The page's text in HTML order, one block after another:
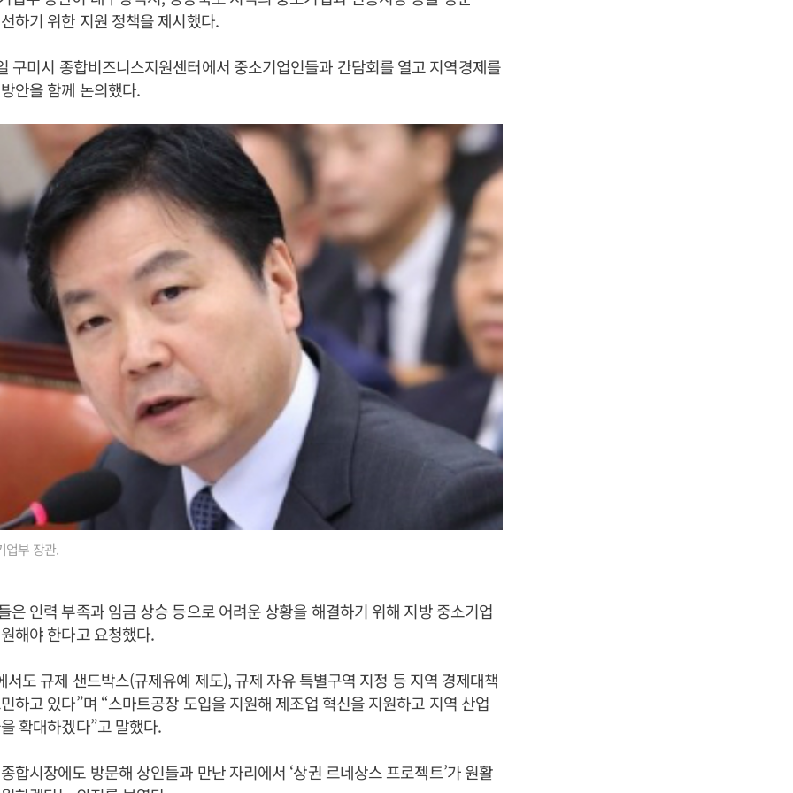
하기 위한 지원 정책을 제시했다.
구미시 종합비즈니스지원센터에서 중소기업인들과 간담회를 열고 지역경제를
안을 함께 논의했다.
부 장관.
은 인력 부족과 임금 상승 등으로 어려운 상황을 해결하기 위해 지방 중소기업
해야 한다고 요청했다.
서도 규제 샌드박스(규제유예 제도), 규제 자유 특별구역 지정 등 지역 경제대책
하고 있다”며 “스마트공장 도입을 지원해 제조업 혁신을 지원하고 지역 산업
확대하겠다”고 말했다.
합시장에도 방문해 상인들과 만난 자리에서 ‘상권 르네상스 프로젝트’가 원활